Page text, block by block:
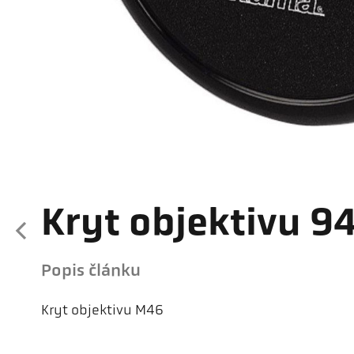
Kryt objektivu
Popis článku
Kryt objektivu M46